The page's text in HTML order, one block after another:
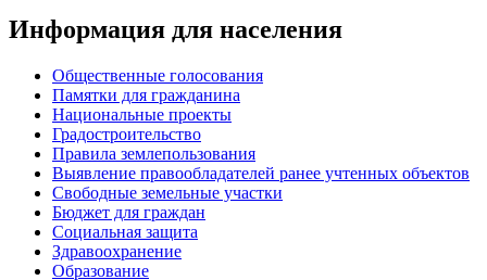
Информация для населения
Общественные голосования
Памятки для гражданина
Национальные проекты
Градостроительство
Правила землепользования
Выявление правообладателей ранее учтенных объектов
Свободные земельные участки
Бюджет для граждан
Социальная защита
Здравоохранение
Образование